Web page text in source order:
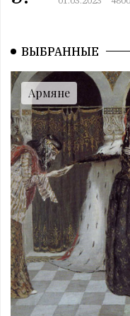
Пятница. 12 июль
Именниники. 11 июль
10:00 | 11.07 |
1002|
Армянский день в
09:00 | 11.07 | 1059|
Все праздники. 11
08:00 | 11.07 |
986|
Четверг. 11 июль
12:00 | 10.07 | 1023|
Этот день в истории.
11:00 | 10.07 |
1010|
Именниники. 10 июль
10:00 | 10.07 | 988|
Армянский день в
09:00 | 10.07 |
990|
ВЫБРАННЫЕ
Армяне